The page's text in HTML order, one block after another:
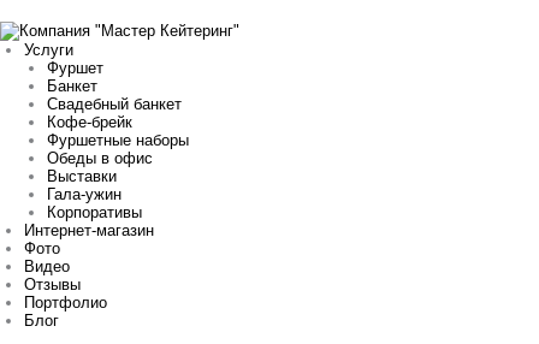
Услуги
Фуршет
Банкет
Свадебный банкет
Кофе-брейк
Фуршетные наборы
Обеды в офис
Выставки
Гала-ужин
Корпоративы
Интернет-магазин
Фото
Видео
Отзывы
Портфолио
Блог